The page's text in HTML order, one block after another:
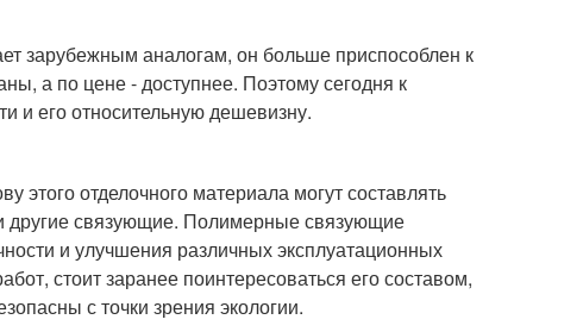
зарубежным аналогам, он больше приспособлен к
а по цене - доступнее. Поэтому сегодня к
и его относительную дешевизну.
этого отделочного материала могут составлять
связующие. Полимерные связующие
и улучшения различных эксплуатационных
стоит заранее поинтересоваться его составом,
с точки зрения экологии.